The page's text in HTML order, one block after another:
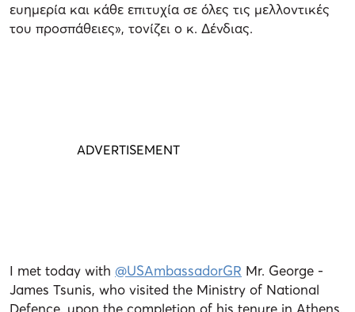
ευημερία και κάθε επιτυχία σε όλες τις μελλοντικές
του προσπάθειες», τονίζει ο κ. Δένδιας.
I met today with @USAmbassadorGR Mr. George -
James Tsunis, who visited the Ministry of National